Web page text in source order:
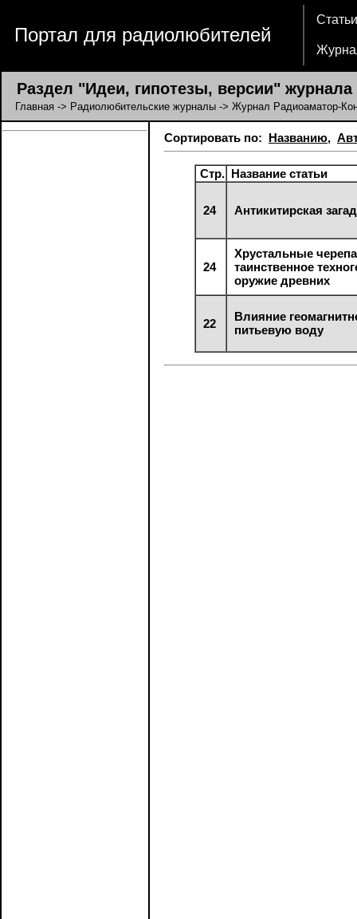
Портал для радиолюбителей
Статьи
Раздел "Идеи, гипотезы, версии" журнала
Главная -> Радиолюбительские журналы -> Журнал Радиоаматор-
Сортировать по: Названию,
Стр. Название статьи
24 Антикитирская
24
Хрустальные
таинственное
оружие древних
22
Влияние
питьевую воду